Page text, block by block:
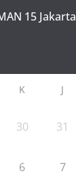
15 Jakarta
K J
30 31
6 7